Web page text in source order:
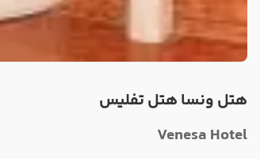
هتل ونسا هتل تفلیس
Venesa Hotel